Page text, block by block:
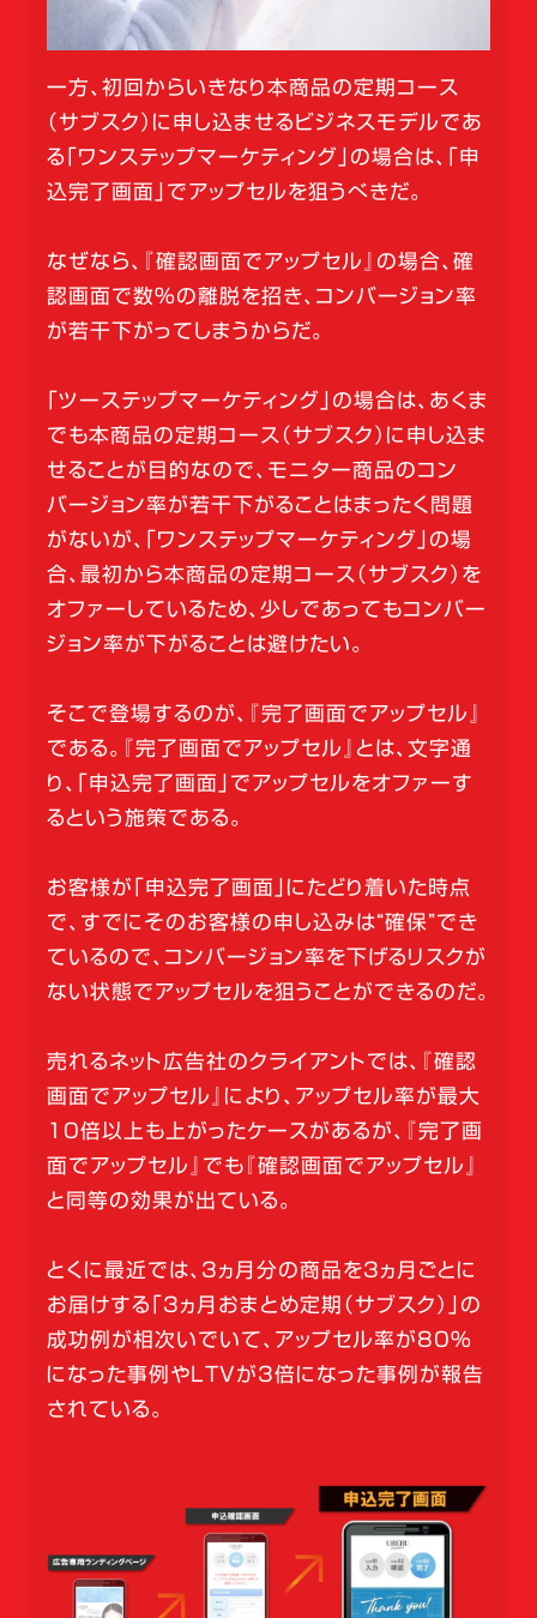
一方、初回からいきなり本商品の定期コース
（サブスク）に申し込ませるビジネスモデルであ
る「ワンステップマーケティング」の場合は、「申
込完了画面」でアップセルを狙うべきだ。
なぜなら、『確認画面でアップセル』の場合、確
認画面で数％の離脱を招き、コンバージョン率
が若干下がってしまうからだ。
「ツーステップマーケティング」の場合は、あくま
でも本商品の定期コース（サブスク）に申し込ま
せることが目的なので、モニター商品のコン
バージョン率が若干下がることはまったく問題
がないが、「ワンステップマーケティング」の場
合、最初から本商品の定期コース（サブスク）を
オファーしているため、少しであってもコンバー
ジョン率が下がることは避けたい。
そこで登場するのが、『完了画面でアップセル』
である。『完了画面でアップセル』とは、文字通
り、「申込完了画面」でアップセルをオファーす
るという施策である。
お客様が「申込完了画面」にたどり着いた時点
で、すでにそのお客様の申し込みは“確保”でき
ているので、コンバージョン率を下げるリスクが
ない状態でアップセルを狙うことができるのだ。
売れるネット広告社のクライアントでは、『確認
画面でアップセル』により、アップセル率が最大
10倍以上も上がったケースがあるが、『完了画
面でアップセル』でも『確認画面でアップセル』
と同等の効果が出ている。
とくに最近では、3ヵ月分の商品を3ヵ月ごとに
お届けする「3ヵ月おまとめ定期（サブスク）」の
成功例が相次いでいて、アップセル率が80％
になった事例やLTVが3倍になった事例が報告
されている。